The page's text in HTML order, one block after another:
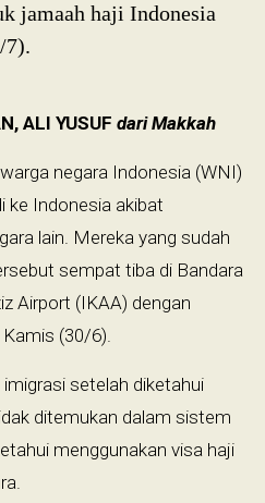
jamaah haji Indonesia
7).
ALI YUSUF dari Makkah
negara Indonesia (WNI)
ke Indonesia akibat
lain. Mereka yang sudah
sempat tiba di Bandara
Airport (IKAA) dengan
Kamis (30/6).
setelah diketahui
ditemukan dalam sistem
menggunakan visa haji